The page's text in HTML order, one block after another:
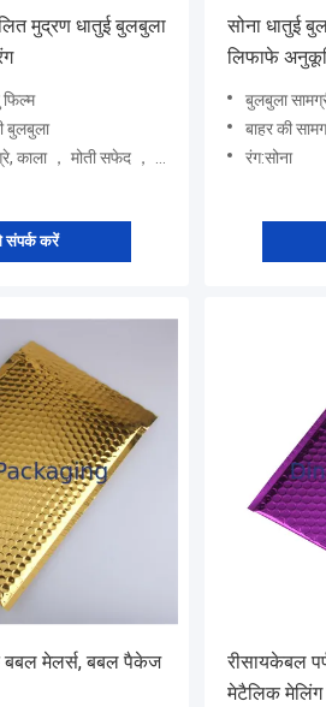
मुद्रण धातुई बुलबुला
फिल्म
बुलबुला
， मोती सफेद ， लाल। हरा
संपर्क करें
सोना धातुई
लिफाफे
बुलबुला
बाहर की
रंग:सोना
बबल मेलर्स, बबल पैकेज
रीसायकेबल
मेटैलिक